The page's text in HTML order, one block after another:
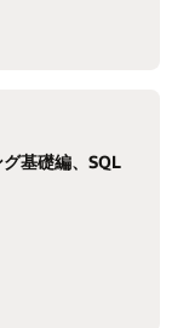
基礎編、SQL